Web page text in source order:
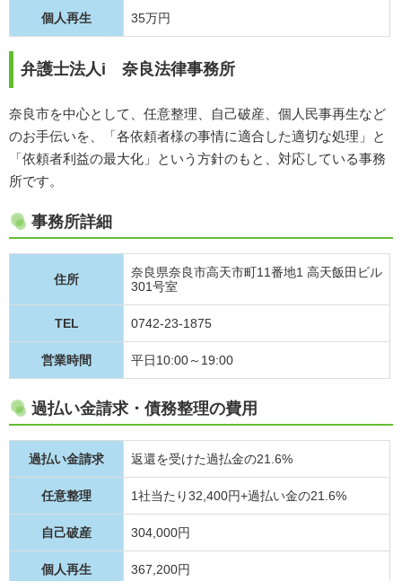
個人再生 35万円
弁護士法人i 奈良法律事務所
奈良市を中心として、任意整理、自己破産、個人民事再生など
のお手伝いを、「各依頼者様の事情に適合した適切な処理」と
「依頼者利益の最大化」という方針のもと、対応している事務
所です。
事務所詳細
住所
奈良県奈良市高天市町11番地1 高天飯田ビル
301号室
TEL 0742-23-1875
営業時間 平日10:00～19:00
過払い金請求・債務整理の費用
過払い金請求 返還を受けた過払金の21.6%
任意整理 1社当たり32,400円+過払い金の21.6%
自己破産 304,000円
個人再生 367,200円